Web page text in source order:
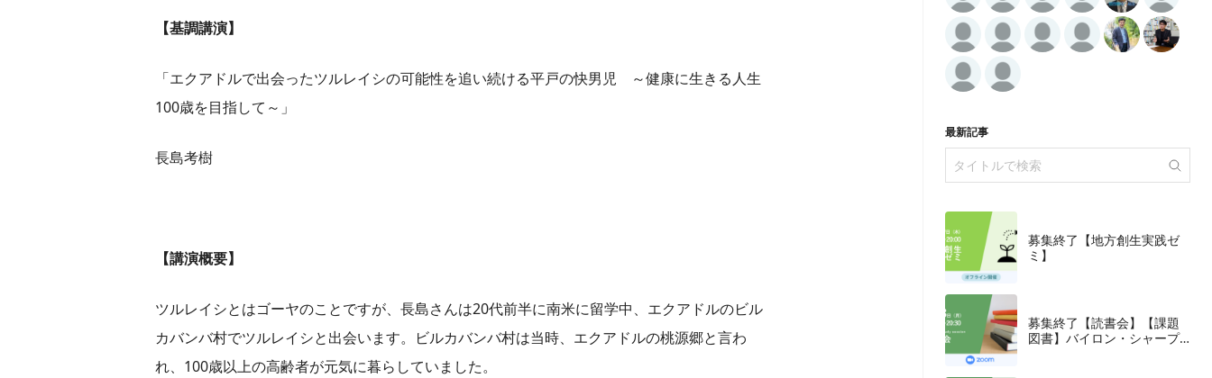
【基調講演】
「エクアドルで出会ったツルレイシの可能性を追い続ける平戸の快男児 ～健康に生きる人生
100歳を目指して～」
長島考樹
【講演概要】
ツルレイシとはゴーヤのことですが、長島さんは20代前半に南米に留学中、エクアドルのビル
カバンバ村でツルレイシと出会います。ビルカバンバ村は当時、エクアドルの桃源郷と言わ
れ、100歳以上の高齢者が元気に暮らしていました。
最新記事
募集終了【地方創生実践ゼ
ミ】
募集終了【読書会】【課題
図書】バイロン・シャープ